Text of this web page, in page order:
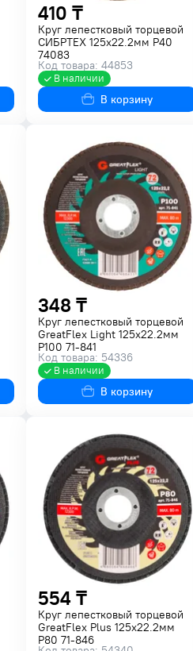
410 ₸
Круг лепестковый торцевой
СИБРТЕХ 125x22.2мм P40
74083
Код товара: 44853
В наличии
В корзину
348 ₸
Круг лепестковый торцевой
GreatFlex Light 125х22.2мм
P100 71-841
Код товара: 54336
В наличии
В корзину
554 ₸
Круг лепестковый торцевой
GreatFlex Plus 125х22.2мм
P80 71-846